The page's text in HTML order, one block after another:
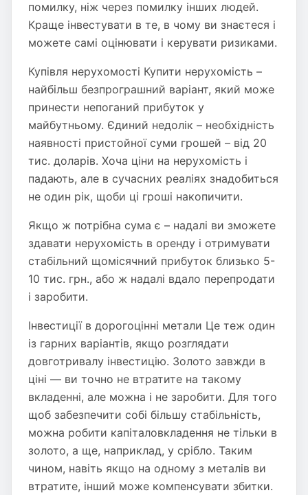
помилку, ніж через помилку інших людей.
Краще інвестувати в те, в чому ви знаєтеся і
можете самі оцінювати і керувати ризиками.
Купівля нерухомості Купити нерухомість –
найбільш безпрограшний варіант, який може
принести непоганий прибуток у
майбутньому. Єдиний недолік – необхідність
наявності пристойної суми грошей – від 20
тис. доларів. Хоча ціни на нерухомість і
падають, але в сучасних реаліях знадобиться
не один рік, щоби ці гроші накопичити.
Якщо ж потрібна сума є – надалі ви зможете
здавати нерухомість в оренду і отримувати
стабільний щомісячний прибуток близько 5-
10 тис. грн., або ж надалі вдало перепродати
і заробити.
Інвестиції в дорогоцінні метали Це теж один
із гарних варіантів, якщо розглядати
довготривалу інвестицію. Золото завжди в
ціні — ви точно не втратите на такому
вкладенні, але можна і не заробити. Для того
щоб забезпечити собі більшу стабільність,
можна робити капіталовкладення не тільки в
золото, а ще, наприклад, у срібло. Таким
чином, навіть якщо на одному з металів ви
втратите, інший може компенсувати збитки.